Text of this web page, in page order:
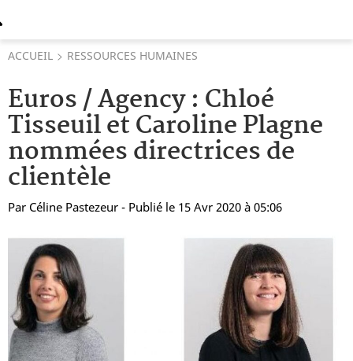
ACCUEIL RESSOURCES HUMAINES
Euros / Agency : Chloé
Tisseuil et Caroline Plagne
nommées directrices de
clientèle
Par Céline Pastezeur - Publié le 15 Avr 2020 à 05:06